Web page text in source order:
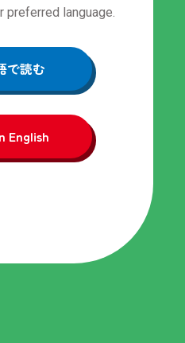
preferred language.
で読む
English